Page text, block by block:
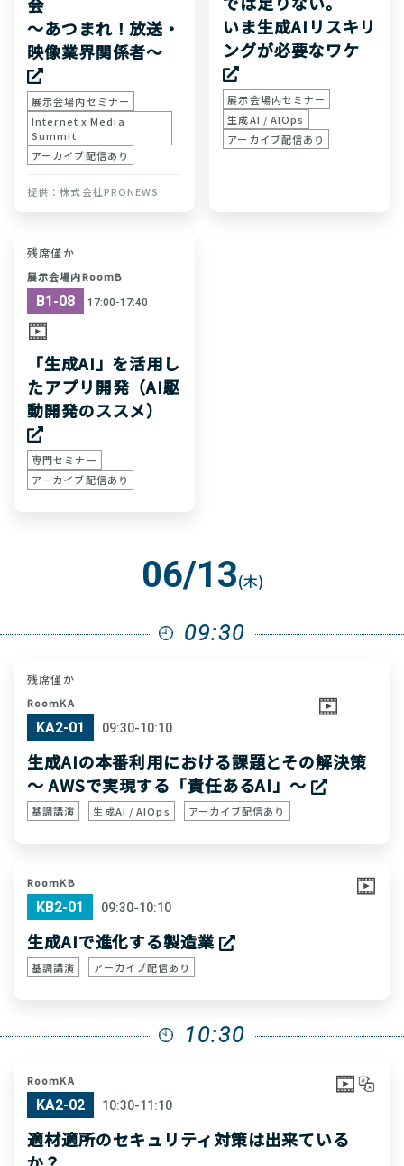
〜あつまれ！放送・
映像業界関係者〜
展示会場内セミナー
Internet x Media
Summit
アーカイブ配信あり
株式会社PRONEWS
いま生成AIリスキリ
ングが必要なワケ
展示会場内セミナー
生成AI / AIOps
アーカイブ配信あり
残席僅か
展示会場内RoomB
B1-08 17:00-17:40
「生成AI」を活用し
たアプリ開発（AI駆
動開発のススメ）
専門セミナー
アーカイブ配信あり
06/13(木)
09:30
残席僅か
RoomKA
KA2-01 09:30-10:10
生成AIの本番利用における課題とその解決策
〜 AWSで実現する「責任あるAI」〜
基調講演 生成AI / AIOps アーカイブ配信あり
RoomKB
KB2-01 09:30-10:10
生成AIで進化する製造業
基調講演 アーカイブ配信あり
10:30
RoomKA
KA2-02 10:30-11:10
適材適所のセキュリティ対策は出来ている